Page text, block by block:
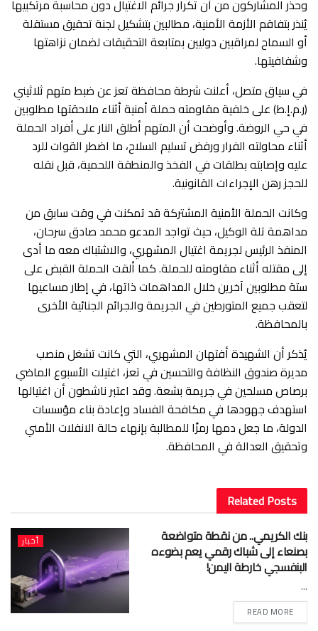
وحذر المشاركون من أن تكرار جرائم الاغتيال دون محاسبة مرتكبيها
يُنذر بتفاقم الأزمة الأمنية، مطالبين بتشكيل لجنة تحقيق مستقلة
أو السماح لمراقبين دوليين بمتابعة التحقيقات لضمان نزاهتها
وشفافيتها.
في سياق متصل، أعلنت شرطة محافظة تعز عن ضبط متهم ثلاثيني
(ر.م.إ.ط) على خلفية مقاومته حملة أمنية أثناء ملاحقتها مطلوبين
في حي الروضة. وأوضحت أن المتهم أطلق النار على أفراد الحملة
أثناء محاولته الفرار ورفض تسليم السلاح، ما اضطر القوات للرد
عليه وإصابته بطلقات في الفخذ والمنطقة اللحمية، قبل نقله
للحجز رهن الإجراءات القانونية.
وكانت الحملة الأمنية المشتركة قد تمكنت في وقت سابق من
مداهمة تلة الوكيل، حيث تواجد المدعو محمد صادق سرحان،
المنفذ الرئيس لجريمة اغتيال المشهري، والاشتباك معه ما أدى
إلى مقتله أثناء مقاومته للحملة. كما ألقت الحملة القبض على
ستة مطلوبين آخرين خلال المداهمات ذاتها، في إطار مساعيها
لتعقب جميع المتورطين في الجريمة والجرائم الجنائية الأخرى
بالمحافظة.
يُذكر أن الشهيدة أفتهان المشهري، التي كانت تشغل منصب
مديرة صندوق النظافة والتحسين في تعز، اغتيلت الأسبوع الماضي
برصاص مسلحين في جريمة بشعة. وقد اعتبر ناشطون أن اغتيالها
استهدف جهودها في مكافحة الفساد وإعادة بناء مؤسسات
الدولة، ما جعل دمها رمزًا للمطالبة بإنهاء حالة الانفلات الأمني
وتحقيق العدالة في المحافظة.
RelatedPosts
أخبار بنك الكريمي.. من نقطة متواضعة
بصنعاء إلى شباك رقمي يعم بضوءه
البنفسجي خارطة اليمن!
...
READ MORE